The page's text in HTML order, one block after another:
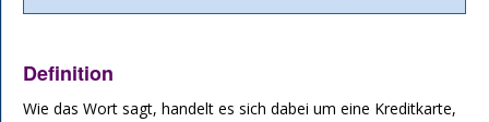
Definition
Wie das Wort sagt, handelt es sich dabei um eine Kreditkarte,